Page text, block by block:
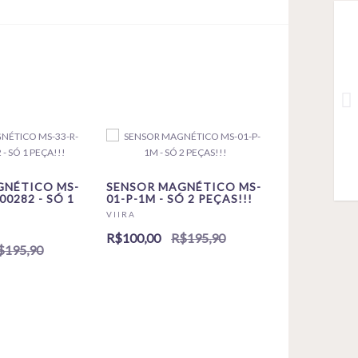
MS-
- SÓ 1
SENSOR MAGNÉTICO MS-
01-P-1M - SÓ 2 PEÇAS!!!
VIIRA
R$100,00 R$195,90